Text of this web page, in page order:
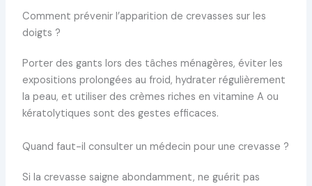
Comment prévenir l’apparition de crevasses sur les
doigts ?
Porter des gants lors des tâches ménagères, éviter les
expositions prolongées au froid, hydrater régulièrement
la peau, et utiliser des crèmes riches en vitamine A ou
kératolytiques sont des gestes efficaces.
Quand faut-il consulter un médecin pour une crevasse ?
Si la crevasse saigne abondamment, ne guérit pas